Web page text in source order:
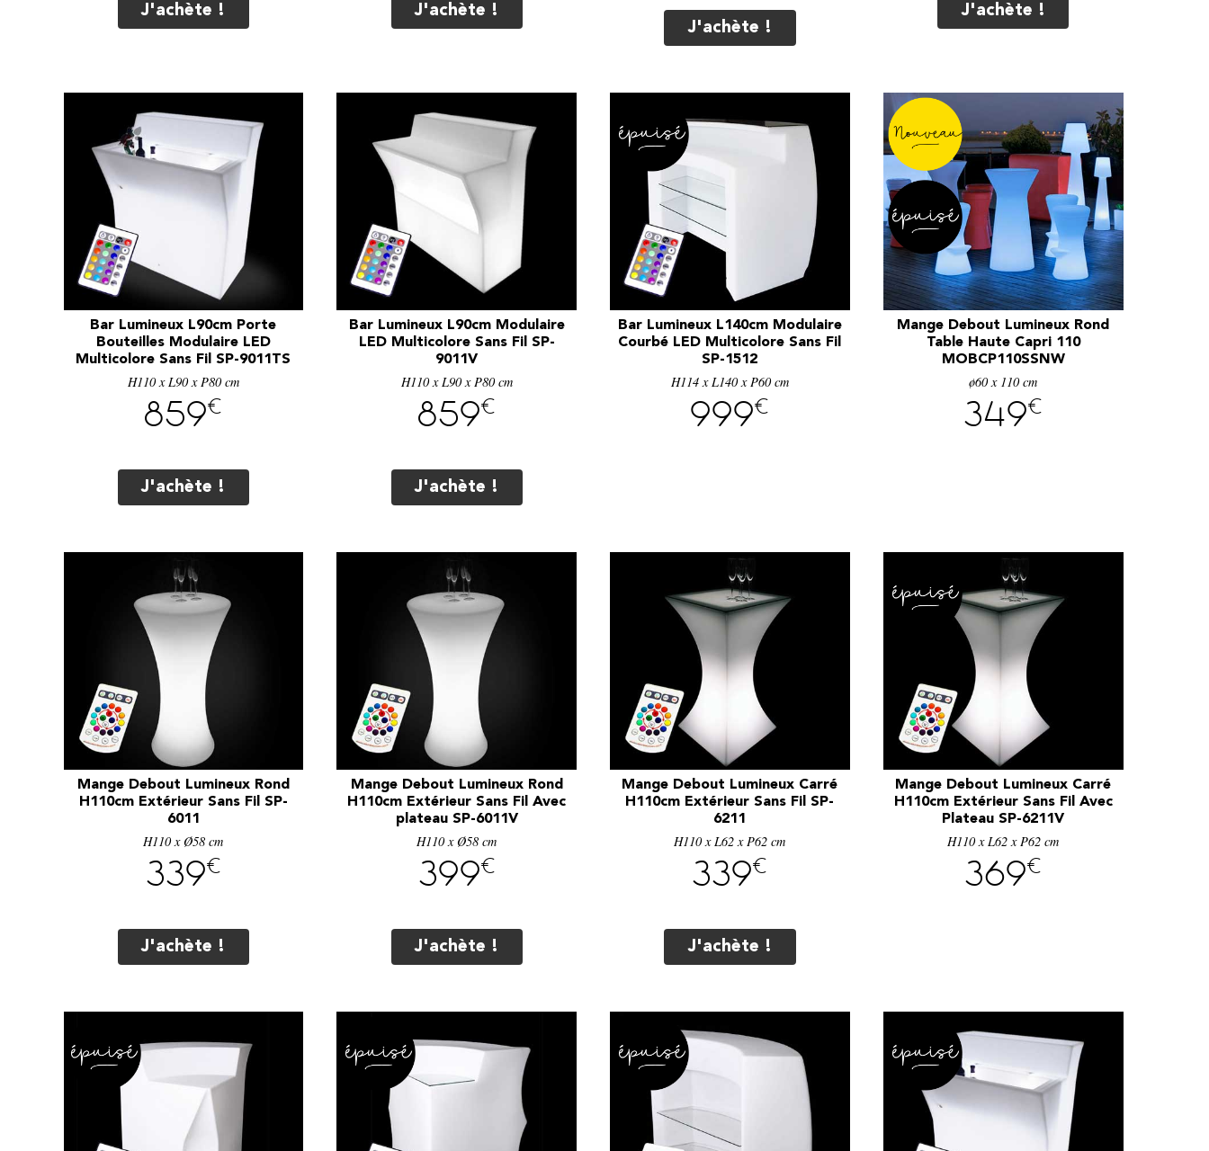
J'achète ! J'achète !
J'achète !
J'achète !
Bar Lumineux L90cm Porte
Bouteilles Modulaire LED
Multicolore Sans Fil SP-9011TS
H110 x L90 x P80 cm
859€
J'achète !
Bar Lumineux L90cm Modulaire
LED Multicolore Sans Fil SP-
9011V
H110 x L90 x P80 cm
859€
J'achète !
Bar Lumineux L140cm Modulaire
Courbé LED Multicolore Sans Fil
SP-1512
H114 x L140 x P60 cm
999€
Mange Debout Lumineux Rond
Table Haute Capri 110
MOBCP110SSNW
ø60 x 110 cm
349€
Mange Debout Lumineux Rond
H110cm Extérieur Sans Fil SP-
6011
H110 x Ø58 cm
339€
J'achète !
Mange Debout Lumineux Rond
H110cm Extérieur Sans Fil Avec
plateau SP-6011V
H110 x Ø58 cm
399€
J'achète !
Mange Debout Lumineux Carré
H110cm Extérieur Sans Fil SP-
6211
H110 x L62 x P62 cm
339€
J'achète !
Mange Debout Lumineux Carré
H110cm Extérieur Sans Fil Avec
Plateau SP-6211V
H110 x L62 x P62 cm
369€